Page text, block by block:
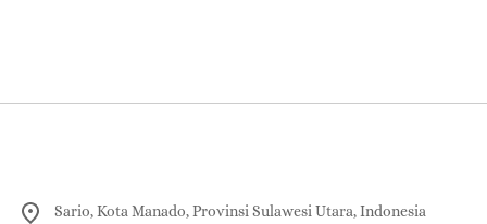
Sario, Kota Manado, Provinsi Sulawesi Utara, Indonesia